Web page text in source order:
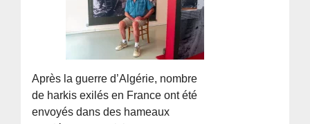
Après la guerre d’Algérie, nombre
de harkis exilés en France ont été
envoyés dans des hameaux